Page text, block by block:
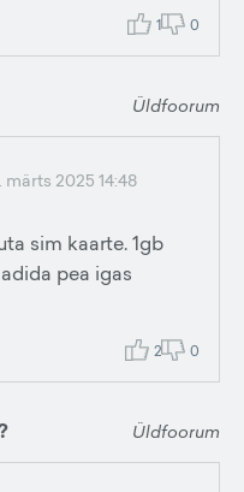
1 0
Üldfoorum
märts 2025 14:48
sim kaarte. 1gb
pea igas
2 0
Üldfoorum